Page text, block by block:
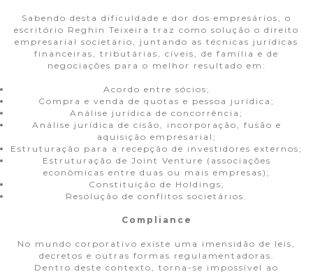
Sabendo desta dificuldade e dor dos empresários, o
escritório Reghin Teixeira traz como solução o direito
empresarial societário, juntando as técnicas jurídicas
financeiras, tributárias, cíveis, de família e de
negociações para o melhor resultado em:
Acordo entre sócios;
Compra e venda de quotas e pessoa jurídica;
Análise jurídica de concorrência;
Análise jurídica de cisão, incorporação, fusão e
aquisição empresarial;
Estruturação para a recepção de investidores externos;
Estruturação de Joint Venture (associações
econômicas entre duas ou mais empresas);
Constituição de Holdings;
Resolução de conflitos societários.
Compliance
No mundo corporativo existe uma imensidão de leis,
decretos e outras formas regulamentadoras.
Dentro deste contexto, torna-se impossível ao